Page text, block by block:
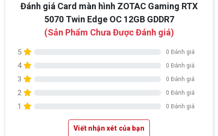
Đánh giá Card màn hình ZOTAC Gaming RTX
5070 Twin Edge OC 12GB GDDR7
(Sản Phẩm Chưa Được Đánh giá)
5 0 Đánh giá
4 0 Đánh giá
3 0 Đánh giá
2 0 Đánh giá
1 0 Đánh giá
Viết nhận xét của bạn